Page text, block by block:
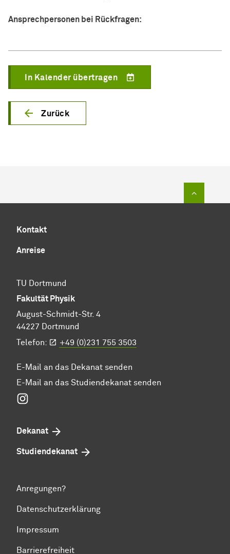
An­sprech­per­so­nen bei Rückfragen:
Zurück
In Kalender übertragen
Kontakt
Anreise
TU Dortmund
Fakultät Physik
August-Schmidt-Str. 4
44227 Dortmund
Telefon:
+49 (0)231 755 3503
E-Mail an das Dekanat senden
E-Mail an das Studiendekanat senden
Dekanat
Studiendekanat
Anregungen?
Datenschutzerklärung
Impressum
Barrierefreiheit